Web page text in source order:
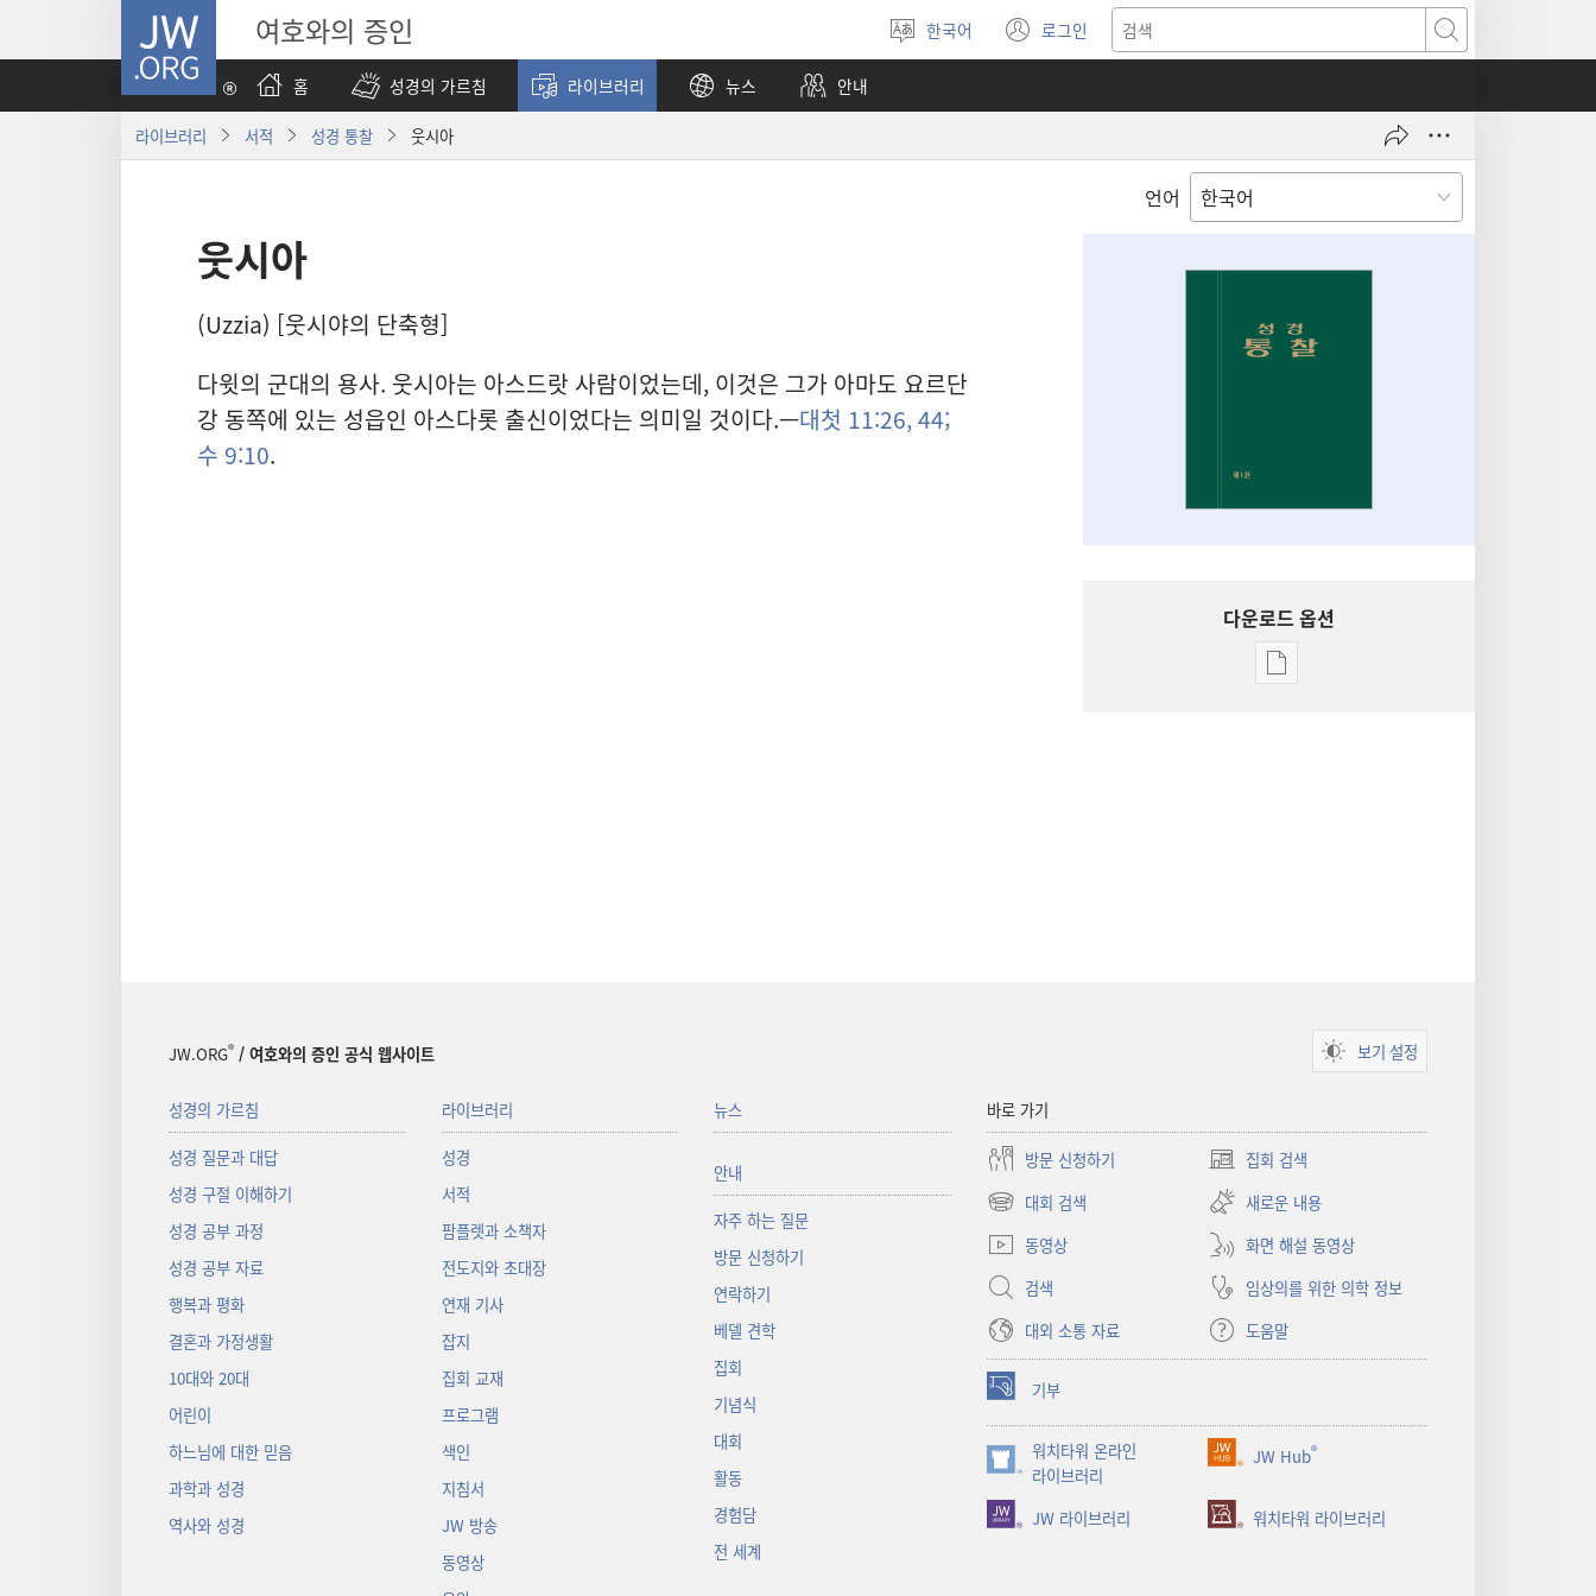
JW.ORG 여호와의 증인
언어
선택
한국어 로그인
(새로운
창
검색
홈
성경의 가르침 라이브러리 뉴스 안내
라이브러리 서적 성경 통찰 웃시아
언어
웃시아
(Uzzia) [웃시야의 단축형]
다윗의 군대의 용사. 웃시아는 아스드랏 사람이었는데, 이것은 그가 아마도 요르단
강 동쪽에 있는 성읍인 아스다롯 출신이었다는 의미일 것이다.—대첫 11:26, 44;
수 9:10.
다운로드 옵션
출판물
JW.ORG® / 여호와의 증인 공식 웹사이트 보기 설정
성경의 가르침
성경 질문과 대답
성경 구절 이해하기
성경 공부 과정
성경 공부 자료
행복과 평화
결혼과 가정생활
10대와 20대
어린이
하느님에 대한 믿음
과학과 성경
역사와 성경
라이브러리
성경
서적
팜플렛과 소책자
전도지와 초대장
연재 기사
잡지
집회 교재
프로그램
색인
지침서
JW 방송
동영상
뉴스
안내
자주 하는 질문
방문 신청하기
연락하기
베델 견학
집회
기념식
대회
활동
경험담
전 세계
바로 가기
방문 신청하기 집회 검색
(새로운
창
열기)
대회 검색
(새로운
창
새로운 내용
동영상
화면 해설 동영상
검색
임상의를 위한 의학 정보
대외 소통 자료
도움말
기부
(새로운
창
열기)
워치타워 온라인
라이브러리
(새로운
창
열기)
JW Hub®
(새로운
열기)
JW 라이브러리 워치타워 라이브러리